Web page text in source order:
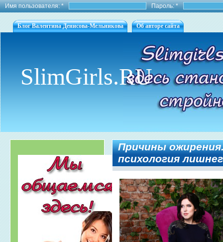
Имя пользователя:* Пароль:*
Блог Валентина Денисова-Мельникова Об авторе сайта
SlimGirls.RU
Причины
психология